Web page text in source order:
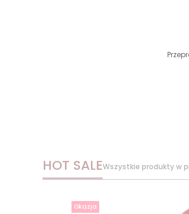
HOT SALEWszystkie produkty w
Okazja